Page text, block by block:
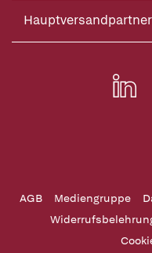
Hauptversandpartner
AGB Mediengruppe